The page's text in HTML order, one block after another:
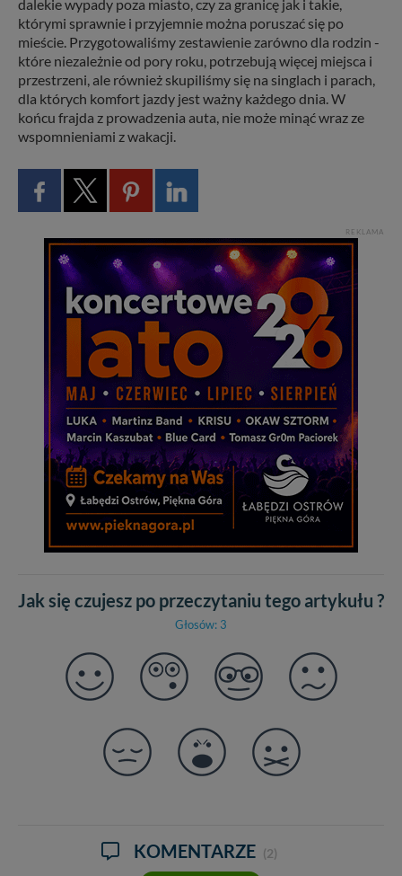
dalekie wypady poza miasto, czy za granicę jak i takie,
którymi sprawnie i przyjemnie można poruszać się po
mieście. Przygotowaliśmy zestawienie zarówno dla rodzin -
które niezależnie od pory roku, potrzebują więcej miejsca i
przestrzeni, ale również skupiliśmy się na singlach i parach,
dla których komfort jazdy jest ważny każdego dnia. W
końcu frajda z prowadzenia auta, nie może minąć wraz ze
wspomnieniami z wakacji.
REKLAMA
Jak się czujesz po przeczytaniu tego artykułu ?
Głosów: 3
KOMENTARZE (2)
intencji, zawsze możesz wycofać swoją zgodę. Więcej
informacji uzyskach w naszejPolityce Prywatności .
Klikając znak X lub przycisk PRZEJDŹ DO SERWISU
wyrażasz zgodę na przetwarzanie Twoich danych.
Nasz serwis nie wykorzystuje oraz nie udostępnia
Twoich danych innym podmiotom oraz osobom
trzecim. Wyjątkiem jest sytuacja, gdy przekazanie
danych z formularza kontaktowego, przekazanie danych
w przypadku rezerwacji usług typu: nocleg, czartery,
itp). Więcej informacji o zasadach i funkcjonalności
Administratorem Twoich danych jest: Agencja
Reklamowa Kreacja Monika Borkowska, z siedzibą ul.
Wiejska 17, 11-500 Giżycko. Możesz z nami
skontaktować się za pośrednictwem tejstrony.
W każdej chwili możesz: zażądać dostępu do swoich
danych, zażądać ich poprawienia lub usunięcia,
zabronić ich przetwarzania. Pamiętaj jednak, że nie
zawsze jest możliwe techniczne zrealizowanie Twoich
praw w odniesieniu do informacji zawartych w plikach
cookies. Twoja przeglądarka umożliwia Ci skasowanie
tych plików - w pewnych przypadkach nie możemy tego
zrobić za Ciebie.
Dziękujemy, i życzmy miłego odkrywania Mazur na
nowo...